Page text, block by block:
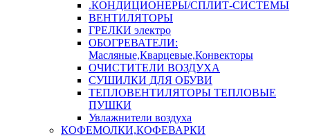
.КОНДИЦИОНЕРЫ/СПЛИТ-СИСТЕМЫ
ВЕНТИЛЯТОРЫ
ГРЕЛКИ электро
ОБОГРЕВАТЕЛИ:
Масляные,Кварцевые,Конвекторы
ОЧИСТИТЕЛИ ВОЗДУХА
СУШИЛКИ ДЛЯ ОБУВИ
ТЕПЛОВЕНТИЛЯТОРЫ ТЕПЛОВЫЕ
ПУШКИ
Увлажнители воздуха
КОФЕМОЛКИ,КОФЕВАРКИ